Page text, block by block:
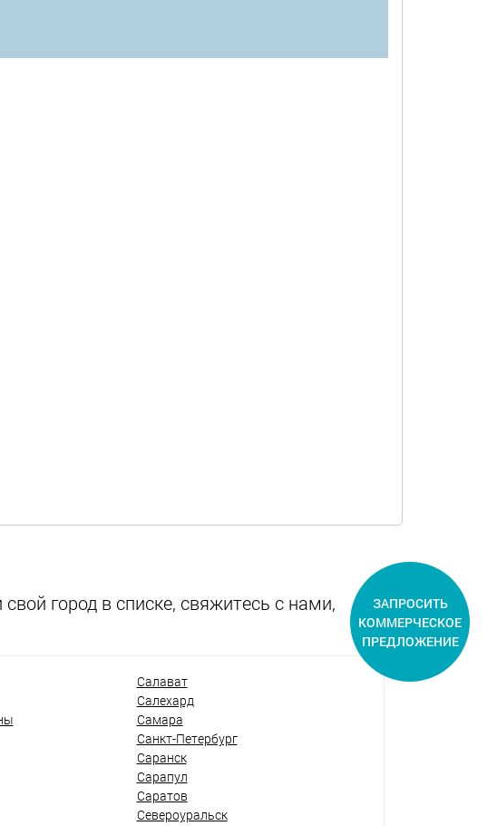
город в списке, свяжитесь с нами,
Салават
Салехард
Самара
Санкт-Петербург
Саранск
Сарапул
Саратов
Североуральск
ЗАПРОСИТЬ
КОММЕРЧЕСКОЕ
ПРЕДЛОЖЕНИЕ